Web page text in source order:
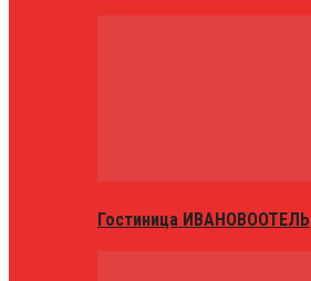
Гостиница ИВАНОВООТЕЛЬ